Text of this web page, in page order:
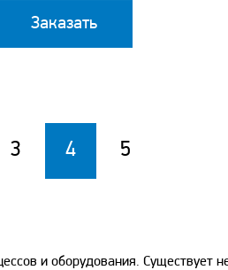
Заказать
3 4 5
и оборудования.